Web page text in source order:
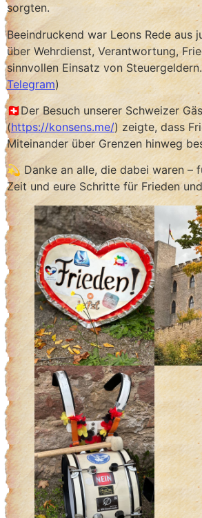
sorgten.
Beeindruckend war Leons Rede aus
über Wehrdienst, Verantwortung,
sinnvollen Einsatz von
Telegram)
🇨🇭Der Besuch unserer Schweizer
(https://konsens.me/) zeigte, dass
Miteinander über Grenzen hinweg
💫 Danke an alle, die dabei waren –
Zeit und eure Schritte für Frieden